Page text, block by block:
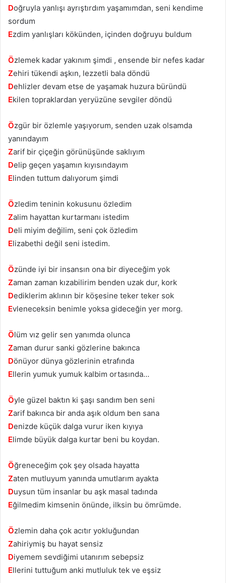
Doğruyla yanlışı ayrıştırdım yaşamımdan, seni kendime
sordum
Ezdim yanlışları kökünden, içinden doğruyu buldum
Özlemek kadar yakınım şimdi , ensende bir nefes kadar
Zehiri tükendi aşkın, lezzetli bala döndü
Dehlizler devam etse de yaşamak huzura büründü
Ekilen topraklardan yeryüzüne sevgiler döndü
Özgür bir özlemle yaşıyorum, senden uzak olsamda
yanındayım
Zarif bir çiçeğin görünüşünde saklıyım
Delip geçen yaşamın kıyısındayım
Elinden tuttum dalıyorum şimdi
Özledim teninin kokusunu özledim
Zalim hayattan kurtarmanı istedim
Deli miyim değilim, seni çok özledim
Elizabethi değil seni istedim.
Özünde iyi bir insansın ona bir diyeceğim yok
Zaman zaman kızabilirim benden uzak dur, kork
Dediklerim aklının bir köşesine teker teker sok
Evleneceksin benimle yoksa gideceğin yer morg.
Ölüm vız gelir sen yanımda olunca
Zaman durur sanki gözlerine bakınca
Dönüyor dünya gözlerinin etrafında
Ellerin yumuk yumuk kalbim ortasında…
Öyle güzel baktın ki şaşı sandım ben seni
Zarif bakınca bir anda aşık oldum ben sana
Denizde küçük dalga vurur iken kıyıya
Elimde büyük dalga kurtar beni bu koydan.
Öğreneceğim çok şey olsada hayatta
Zaten mutluyum yanında umutlarım ayakta
Duysun tüm insanlar bu aşk masal tadında
Eğilmedim kimsenin önünde, ilksin bu ömrümde.
Özlemin daha çok acıtır yokluğundan
Zahiriymiş bu hayat sensiz
Diyemem sevdiğimi utanırım sebepsiz
Ellerini tuttuğum anki mutluluk tek ve eşsiz